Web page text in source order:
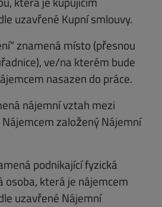
uzavřené Kupní smlouvy.
znamená místo (přesnou
ve/na kterém bude
nasazen do práce.
nájemní vztah mezi
založený Nájemní
podnikající fyzická
osoba, která je nájemcem
uzavřené Nájemní